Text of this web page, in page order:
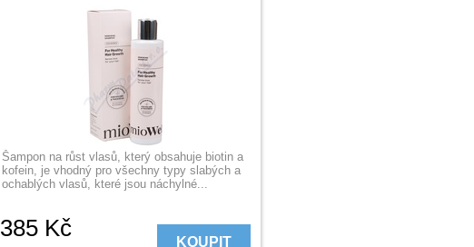
Šampon na růst vlasů, který obsahuje biotin a
kofein, je vhodný pro všechny typy slabých a
ochablých vlasů, které jsou náchylné...
385Kč
KOUPIT